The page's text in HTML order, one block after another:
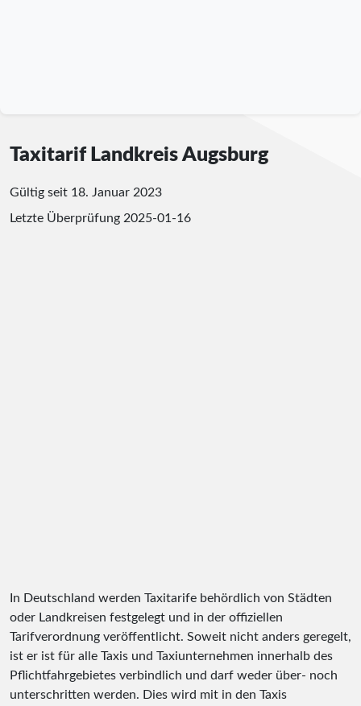
Taxitarif Landkreis Augsburg
Gültig seit 18. Januar 2023
Letzte Überprüfung 2025-01-16
In Deutschland werden Taxitarife behördlich von Städten
oder Landkreisen festgelegt und in der offiziellen
Tarifverordnung veröffentlicht. Soweit nicht anders geregelt,
ist er ist für alle Taxis und Taxiunternehmen innerhalb des
Pflichtfahrgebietes verbindlich und darf weder über- noch
unterschritten werden. Dies wird mit in den Taxis